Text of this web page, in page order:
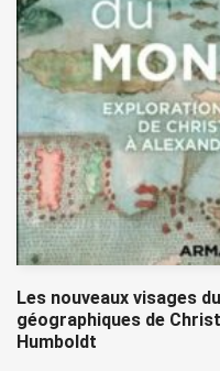
Les nouveaux visages
géographiques de
Humboldt